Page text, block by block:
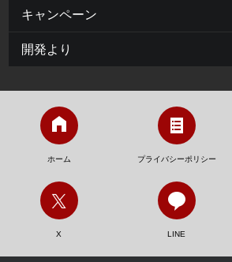
キャンペーン
開発より
ホーム プライバシーポリシー
X LINE